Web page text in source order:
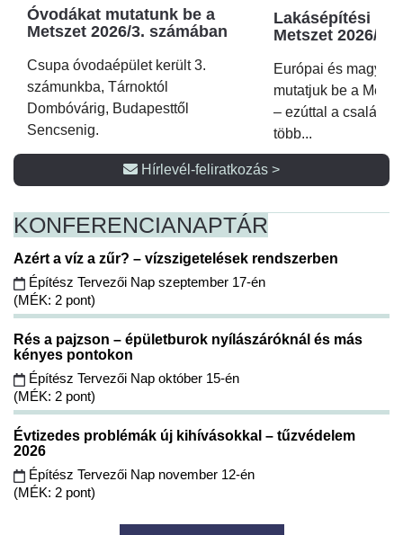
Óvodákat mutatunk be a
Metszet 2026/3. számában
Csupa óvodaépület került 3.
számunkba, Tárnoktól
Dombóvárig, Budapesttől
Sencsenig.
Lakásépítési
Metszet 2026/2.
Európai és magyar
mutatjuk be a
– ezúttal a családi
több...
Hírlevél-feliratkozás >
KONFERENCIANAPTÁR
Azért a víz a zűr? – vízszigetelések rendszerben
Építész Tervezői Nap szeptember 17-én
(MÉK: 2 pont)
Rés a pajzson – épületburok nyílászáróknál és más
kényes pontokon
Építész Tervezői Nap október 15-én
(MÉK: 2 pont)
Évtizedes problémák új kihívásokkal – tűzvédelem
2026
Építész Tervezői Nap november 12-én
(MÉK: 2 pont)